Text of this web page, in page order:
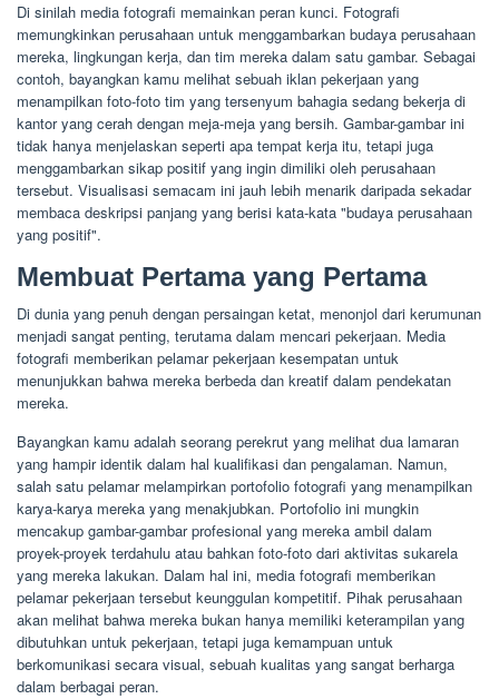
Di sinilah media fotografi memainkan peran kunci. Fotografi
memungkinkan perusahaan untuk menggambarkan budaya perusahaan
mereka, lingkungan kerja, dan tim mereka dalam satu gambar. Sebagai
contoh, bayangkan kamu melihat sebuah iklan pekerjaan yang
menampilkan foto-foto tim yang tersenyum bahagia sedang bekerja di
kantor yang cerah dengan meja-meja yang bersih. Gambar-gambar ini
tidak hanya menjelaskan seperti apa tempat kerja itu, tetapi juga
menggambarkan sikap positif yang ingin dimiliki oleh perusahaan
tersebut. Visualisasi semacam ini jauh lebih menarik daripada sekadar
membaca deskripsi panjang yang berisi kata-kata "budaya perusahaan
yang positif".
Membuat Pertama yang Pertama
Di dunia yang penuh dengan persaingan ketat, menonjol dari kerumunan
menjadi sangat penting, terutama dalam mencari pekerjaan. Media
fotografi memberikan pelamar pekerjaan kesempatan untuk
menunjukkan bahwa mereka berbeda dan kreatif dalam pendekatan
mereka.
Bayangkan kamu adalah seorang perekrut yang melihat dua lamaran
yang hampir identik dalam hal kualifikasi dan pengalaman. Namun,
salah satu pelamar melampirkan portofolio fotografi yang menampilkan
karya-karya mereka yang menakjubkan. Portofolio ini mungkin
mencakup gambar-gambar profesional yang mereka ambil dalam
proyek-proyek terdahulu atau bahkan foto-foto dari aktivitas sukarela
yang mereka lakukan. Dalam hal ini, media fotografi memberikan
pelamar pekerjaan tersebut keunggulan kompetitif. Pihak perusahaan
akan melihat bahwa mereka bukan hanya memiliki keterampilan yang
dibutuhkan untuk pekerjaan, tetapi juga kemampuan untuk
berkomunikasi secara visual, sebuah kualitas yang sangat berharga
dalam berbagai peran.